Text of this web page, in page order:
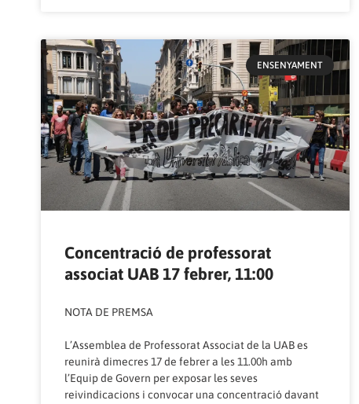
ENSENYAMENT
Concentració de professorat
associat UAB 17 febrer, 11:00
NOTA DE PREMSA
L’Assemblea de Professorat Associat de la UAB es
reunirà dimecres 17 de febrer a les 11.00h amb
l’Equip de Govern per exposar les seves
reivindicacions i convocar una concentració davant